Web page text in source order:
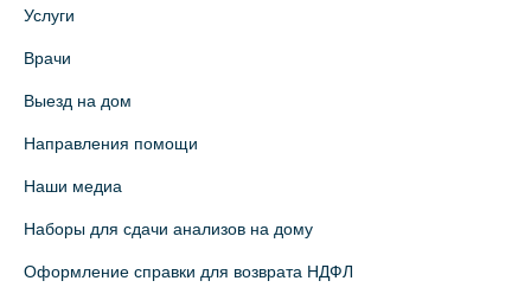
Медицинский центр "Доктор Семейный"
(официальный партнер),
+7 (812) 664-55-80
На карте
Услуги
Врачи
Выезд на дом
Направления помощи
Наши медиа
Наборы для сдачи анализов на дому
Оформление справки для возврата НДФЛ